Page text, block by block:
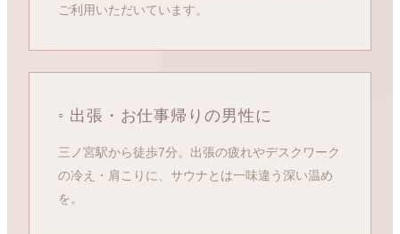
ご利用いただいています。
◦ 出張・お仕事帰りの男性に
三ノ宮駅から徒歩7分。出張の疲れやデスクワーク
の冷え・肩こりに、サウナとは一味違う深い温め
を。